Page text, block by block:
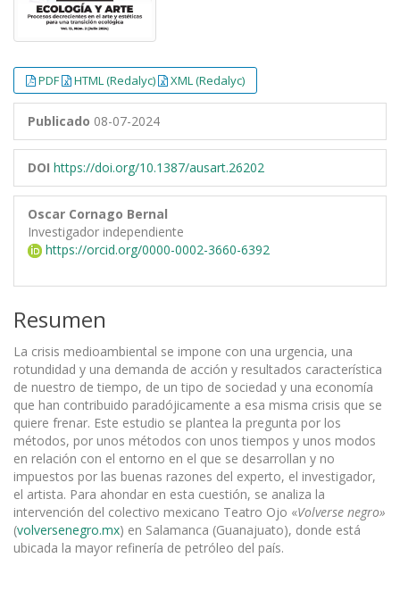
PDF HTML (Redalyc) XML (Redalyc)
Publicado 08-07-2024
DOI https://doi.org/10.1387/ausart.26202
Oscar Cornago Bernal
Investigador independiente
https://orcid.org/0000-0002-3660-6392
Resumen
La crisis medioambiental se impone con una urgencia, una
rotundidad y una demanda de acción y resultados característica
de nuestro de tiempo, de un tipo de sociedad y una economía
que han contribuido paradójicamente a esa misma crisis que se
quiere frenar. Este estudio se plantea la pregunta por los
métodos, por unos métodos con unos tiempos y unos modos
en relación con el entorno en el que se desarrollan y no
impuestos por las buenas razones del experto, el investigador,
el artista. Para ahondar en esta cuestión, se analiza la
intervención del colectivo mexicano Teatro Ojo «Volverse negro»
(volversenegro.mx) en Salamanca (Guanajuato), donde está
ubicada la mayor refinería de petróleo del país.